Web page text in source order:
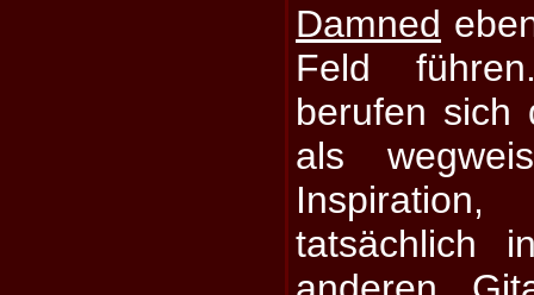
Damned
Feld
berufen
als
tatsächlich